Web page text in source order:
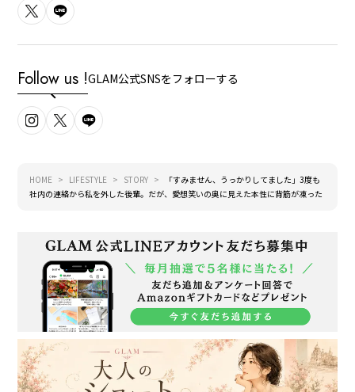
Follow us !GLAM公式SNSをフォローする
HOME LIFESTYLE STORY
「すみません、うっかりしてました」3度も
社内の連絡から私を外した後輩。だが、愛想笑いの奥に見えた本性に背筋が凍った